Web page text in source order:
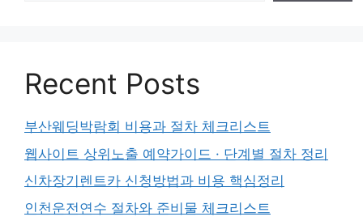
Recent Posts
부산웨딩박람회 비용과 절차 체크리스트
웹사이트 상위노출 예약가이드 · 단계별 절차 정리
신차장기렌트카 신청방법과 비용 핵심정리
인천운전연수 절차와 준비물 체크리스트